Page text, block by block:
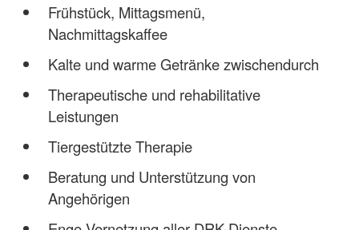
Frühstück, Mittagsmenü,
Nachmittagskaffee
Kalte und warme Getränke zwischendurch
Therapeutische und rehabilitative
Leistungen
Tiergestützte Therapie
Beratung und Unterstützung von
Angehörigen